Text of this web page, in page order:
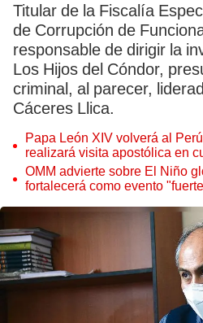
Titular de la Fiscalía
de Corrupción de
responsable de dirigir la
Los Hijos del Cóndor,
criminal, al parecer,
Cáceres Llica.
Papa León XIV volverá al
realizará visita apostólica en
OMM advierte sobre El Niño
fortalecerá como evento